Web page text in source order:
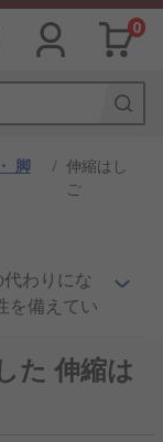
0
脚
/ 伸縮はし
ご
わりにな
を備えてい
ばやく調整
の 1 に縮め
管が簡単
た 伸縮は